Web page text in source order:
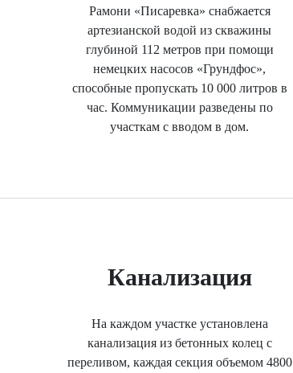
Рамони «Писаревка» снабжается
артезианской водой из скважины
глубиной 112 метров при помощи
немецких насосов «Грундфос»,
способные пропускать 10 000 литров в
час. Коммуникации разведены по
участкам с вводом в дом.
Канализация
На каждом участке установлена
канализация из бетонных колец с
переливом, каждая секция объемом 4800